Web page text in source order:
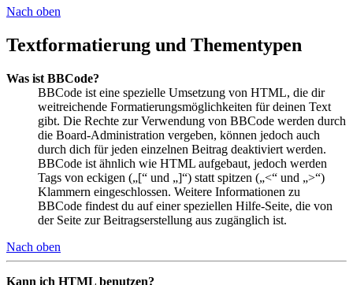
Nach oben
Textformatierung und Thementypen
Was ist BBCode?
BBCode ist eine spezielle Umsetzung von HTML, die dir
weitreichende Formatierungsmöglichkeiten für deinen Text
gibt. Die Rechte zur Verwendung von BBCode werden durch
die Board-Administration vergeben, können jedoch auch
durch dich für jeden einzelnen Beitrag deaktiviert werden.
BBCode ist ähnlich wie HTML aufgebaut, jedoch werden
Tags von eckigen („[“ und „]“) statt spitzen („<“ und „>“)
Klammern eingeschlossen. Weitere Informationen zu
BBCode findest du auf einer speziellen Hilfe-Seite, die von
der Seite zur Beitragserstellung aus zugänglich ist.
Nach oben
Kann ich HTML benutzen?